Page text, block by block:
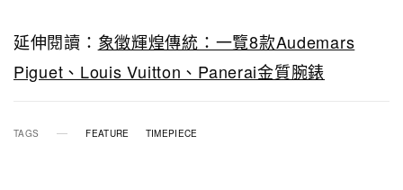
延伸閱讀： 象徵輝煌傳統：一覽8款Audemars
Piguet、Louis Vuitton、Panerai金質腕錶
TAGS FEATURE TIMEPIECE